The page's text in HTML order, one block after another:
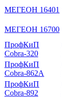
МЕГЕОН 16401
МЕГЕОН 16700
ПрофКиП
Cobra-320
ПрофКиП
Cobra-862A
ПрофКиП
Cobra-892